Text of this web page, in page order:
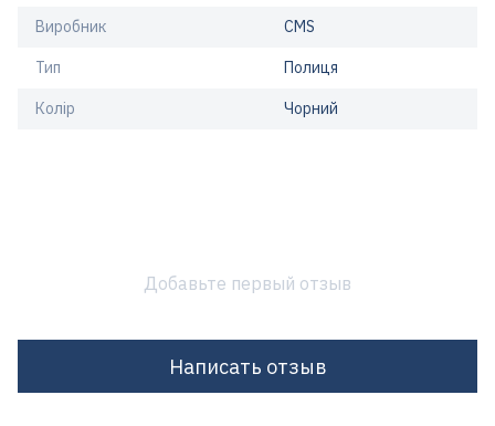
Виробник CMS
Тип Полиця
Колір Чорний
Добавьте первый отзыв
Написать отзыв